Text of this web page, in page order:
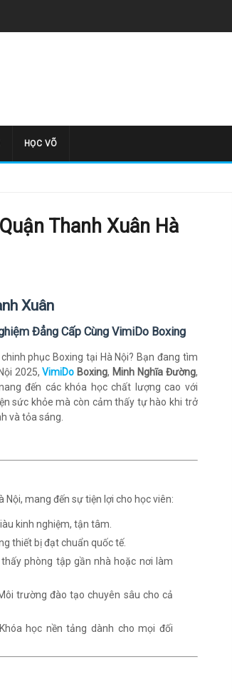
HỌC VÕ
Thanh Xuân Hà
Xuân
Đẳng Cấp Cùng VimiDo Boxing
phục Boxing tại Hà Nội? Bạn đang tìm
2025,VimiDo Boxing, Minh Nghĩa Đường,
đến các khóa học chất lượng cao với
sức khỏe mà còn cảm thấy tự hào khi trở
và tỏa sáng.
Nội, mang đến sự tiện lợi cho học viên:
kinh nghiệm, tận tâm.
thiết bị đạt chuẩn quốc tế.
phòng tập gần nhà hoặc nơi làm
trường đào tạo chuyên sâu cho cả
học nền tảng dành cho mọi đối